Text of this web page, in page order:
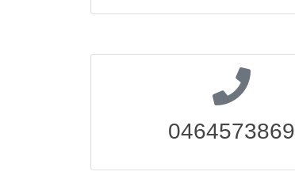
0464573869